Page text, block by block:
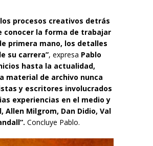
procesos creativos detrás
conocer la forma de trabajar
primera mano, los detalles
su carrera”, expresa Pablo
hasta la actualidad,
material de archivo nunca
y escritores involucrados
experiencias en el medio y
Allen Milgrom, Dan Didio, Val
Concluye Pablo.